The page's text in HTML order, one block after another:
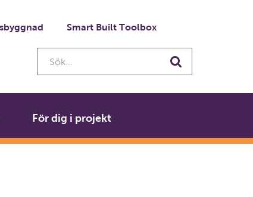
Smart Built Toolbox
Sök
För dig i projekt